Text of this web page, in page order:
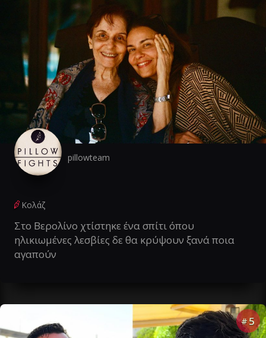
pillowteam
Κολάζ
Στο Βερολίνο χτίστηκε ένα σπίτι όπου
ηλικιωμένες λεσβίες δε θα κρύψουν ξανά ποια
αγαπούν
# 5